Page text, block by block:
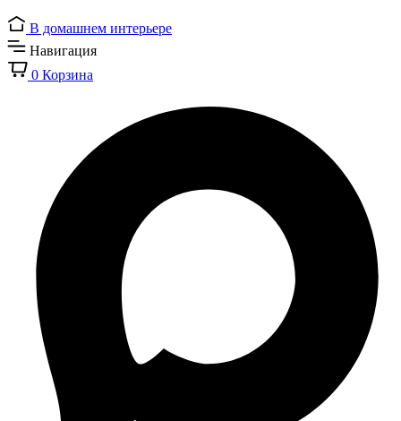
В домашнем интерьере
Навигация
0 Корзина